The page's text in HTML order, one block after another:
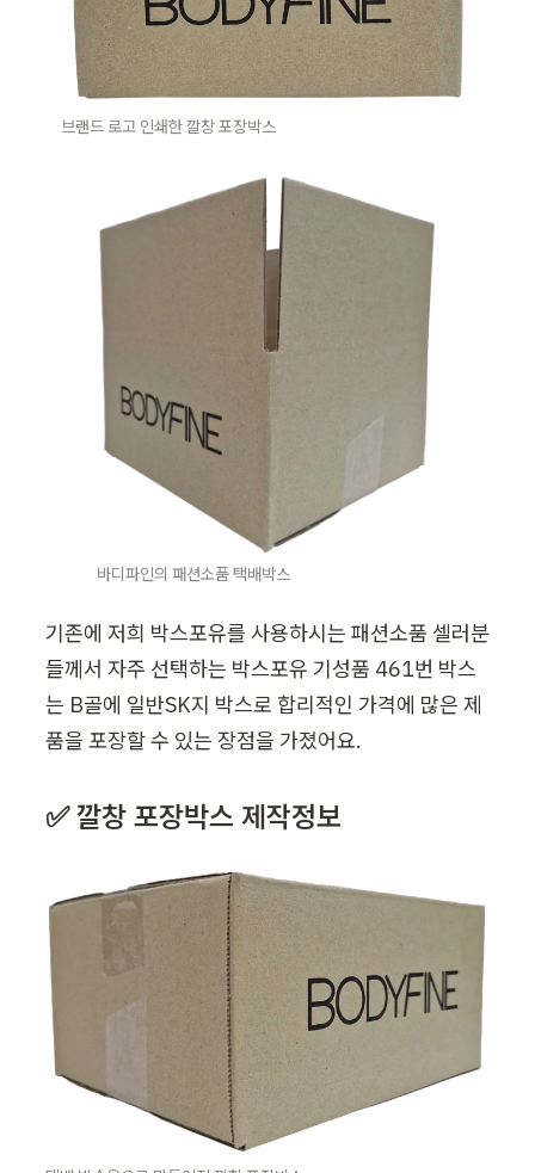
브랜드 로고 인쇄한 깔창 포장박스
바디파인의 패션소품 택배박스
기존에 저희 박스포유를 사용하시는 패션소품 셀러분
들께서 자주 선택하는 박스포유 기성품 461번 박스
는 B골에 일반SK지 박스로 합리적인 가격에 많은 제
품을 포장할 수 있는 장점을 가졌어요.
✅ 깔창 포장박스 제작정보